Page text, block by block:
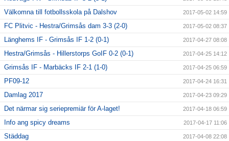
Välkomna till fotbollsskola på Dalshov 2017-05-02 14:59
FC Plitvic - Hestra/Grimsås dam 3-3 (2-0) 2017-05-02 08:37
Länghems IF - Grimsås IF 1-2 (0-1) 2017-04-27 08:08
Hestra/Grimsås - Hillerstorps GoIF 0-2 (0-1) 2017-04-25 14:12
Grimsås IF - Marbäcks IF 2-1 (1-0) 2017-04-25 06:59
PF09-12 2017-04-24 16:31
Damlag 2017 2017-04-23 09:29
Det närmar sig seriepremiär för A-laget! 2017-04-18 06:59
Info ang spicy dreams 2017-04-17 11:06
Städdag 2017-04-08 22:08